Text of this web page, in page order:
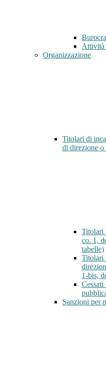
Attività
Organizzazione
Titolari di
di direzione
Titolari
co. 1,
tabelle)
Titolari
1-bis,
Sanzioni per